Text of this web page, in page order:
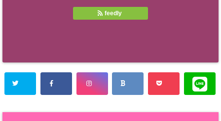
feedly